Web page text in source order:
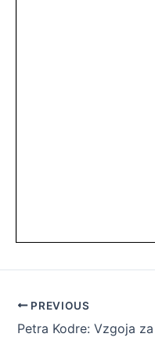
Post
navigation
PREVIOUS